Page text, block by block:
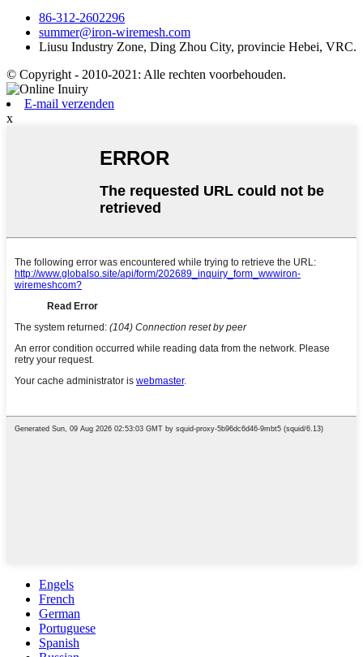
86-312-2602296
summer@iron-wiremesh.com
Liusu Industry Zone, Ding Zhou City, provincie Hebei, VRC.
© Copyright - 2010-2021: Alle rechten voorbehouden.
E-mail verzenden
x
Engels
French
German
Portuguese
Spanish